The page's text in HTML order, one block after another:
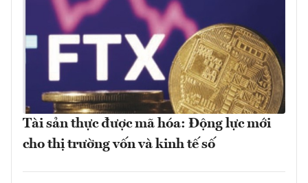
Tài sản thực được mã hóa: Động lực mới
cho thị trường vốn và kinh tế số